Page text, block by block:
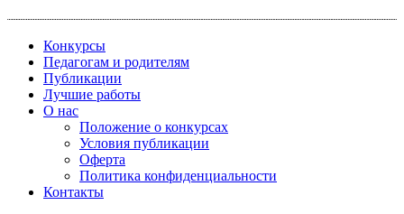
содержимому
Конкурсы
Педагогам и родителям
Публикации
Лучшие работы
О нас
Положение о конкурсах
Условия публикации
Оферта
Политика конфиденциальности
Контакты